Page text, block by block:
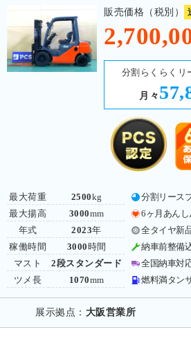
販売価格（税別）
分割らくらくリ
月々
最大荷重
最大揚高
年式
稼働時間
マスト
ツメ長
2500kg
3000mm
2023年
3000 時間
2段スタンダード
1070mm
分割リース
6ヶ月あん
全タイヤ新
納車前整備
全国納車対
燃料満タン
展示拠点： 大阪営業所